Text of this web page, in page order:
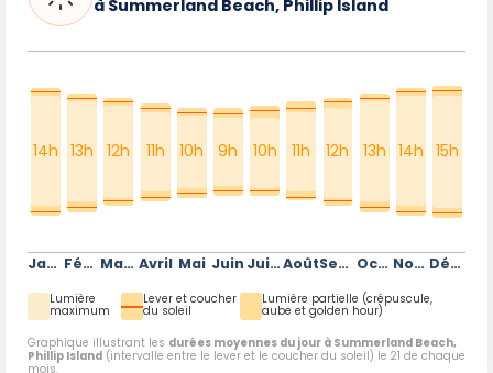
à Summerland Beach, Phillip Island
Janvier
14h
Février
13h
Mars
12h
Avril
11h
Mai
10h
Juin
9h
Juillet
10h
Août
11h
Septembre
12h
Octobre
13h
Novembre
14h
Décembre
15h
Lumière
maximum
Lever et coucher
du soleil
Lumière partielle (crépuscule,
aube et golden hour)
Graphique illustrant les durées moyennes du jour à Summerland Beach,
Phillip Island (intervalle entre le lever et le coucher du soleil) le 21 de chaque
mois.